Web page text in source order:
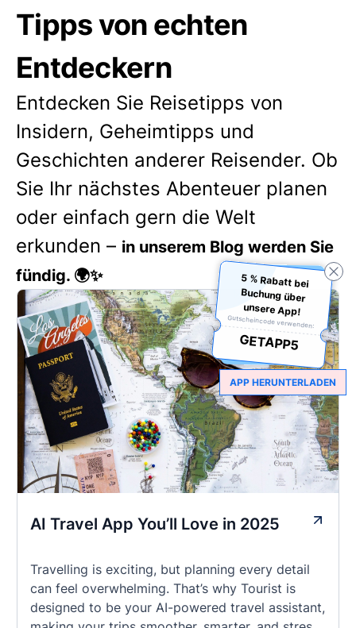
Tipps von echten
Entdeckern
Entdecken Sie Reisetipps von
Insidern, Geheimtipps und
Geschichten anderer Reisender. Ob
Sie Ihr nächstes Abenteuer planen
oder einfach gern die Welt
erkunden – in unserem Blog werden Sie
fündig. 🌍✨
AI Travel App You’ll Love in 2025
Travelling is exciting, but planning every detail
can feel overwhelming. That’s why Tourist is
designed to be your AI-powered travel assistant,
5 % Rabatt bei
Buchung über
unsere App!
Gutscheincode verwenden:
GETAPP5
APP HERUNTERLADEN